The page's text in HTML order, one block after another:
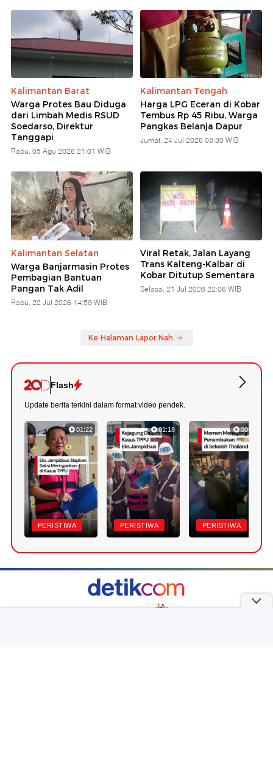
Kalimantan Barat
Warga Protes Bau Diduga
dari Limbah Medis RSUD
Soedarso, Direktur
Tanggapi
Rabu, 05 Agu 2026 21:01 WIB
Kalimantan Tengah
Harga LPG Eceran di Kobar
Tembus Rp 45 Ribu, Warga
Pangkas Belanja Dapur
Jumat, 24 Jul 2026 08:30 WIB
Kalimantan Selatan
Warga Banjarmasin Protes
Pembagian Bantuan
Pangan Tak Adil
Rabu, 22 Jul 2026 14:59 WIB
Viral Retak, Jalan Layang
Trans Kalteng-Kalbar di
Kobar Ditutup Sementara
Selasa, 21 Jul 2026 22:06 WIB
Ke Halaman Lapor Nah
Flash
Update berita terkini dalam format video pendek.
01:22
PERISTIWA
01:18
PERISTIWA
00:38
PERISTIWA